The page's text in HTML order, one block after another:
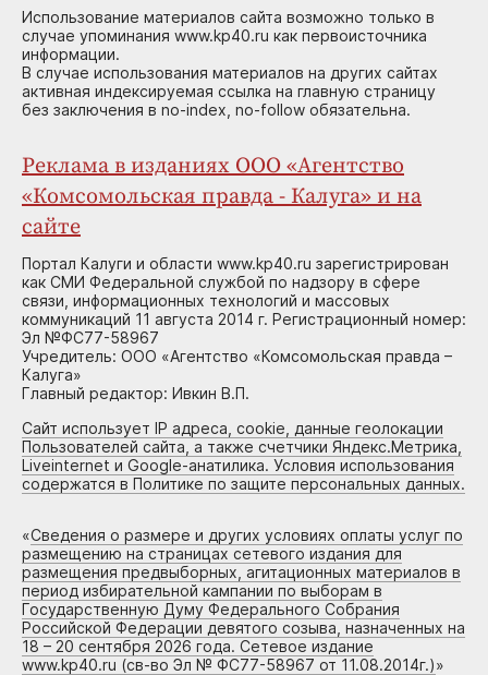
Использование материалов сайта возможно только в
случае упоминания www.kp40.ru как первоисточника
информации.
В случае использования материалов на других сайтах
активная индексируемая ссылка на главную страницу
без заключения в no-index, no-follow обязательна.
Реклама в изданиях ООО «Агентство
«Комсомольская правда - Калуга» и на
сайте
Портал Калуги и области www.kp40.ru зарегистрирован
как СМИ Федеральной службой по надзору в сфере
связи, информационных технологий и массовых
коммуникаций 11 августа 2014 г. Регистрационный номер:
Эл №ФС77-58967
Учредитель: ООО «Агентство «Комсомольская правда –
Калуга»
Главный редактор: Ивкин В.П.
Сайт использует IP адреса, cookie, данные геолокации
Пользователей сайта, а также счетчики Яндекс.Метрика,
Liveinternet и Google-анатилика. Условия использования
содержатся в Политике по защите персональных данных.
«Сведения о размере и других условиях оплаты услуг по
размещению на страницах сетевого издания для
размещения предвыборных, агитационных материалов в
период избирательной кампании по выборам в
Государственную Думу Федерального Собрания
Российской Федерации девятого созыва, назначенных на
18 – 20 сентября 2026 года. Сетевое издание
www.kp40.ru (св-во Эл № ФС77-58967 от 11.08.2014г.)»